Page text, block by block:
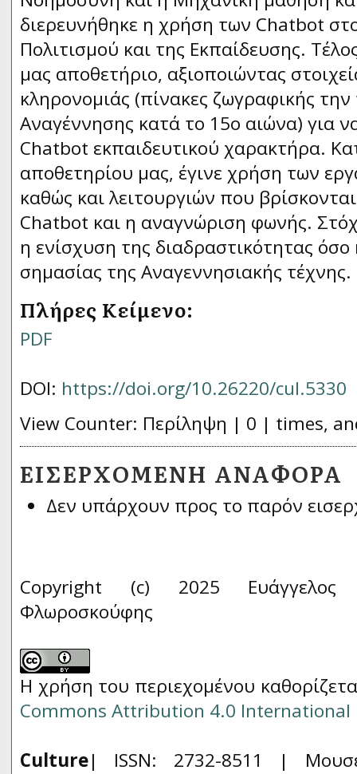
διερευνήθηκε η χρήση των Chatbot
Πολιτισμού και της Εκπαίδευσης.
μας αποθετήριο, αξιοποιώντας
κληρονομιάς (πίνακες ζωγραφικής
Αναγέννησης κατά το 15ο αιώνα) για
Chatbot εκπαιδευτικού χαρακτήρα.
αποθετηρίου μας, έγινε χρήση των
καθώς και λειτουργιών που
Chatbot και η αναγνώριση φωνής.
η ενίσχυση της διαδραστικότητας όσο
σημασίας της Αναγεννησιακής τέχνης.
Πλήρες Κείμενο:
PDF
DOI: https://doi.org/10.26220/cul.5330
View Counter: Περίληψη | 0 | times,
ΕΙΣΕΡΧΌΜΕΝΗ ΑΝΑΦΟΡΆ
Δεν υπάρχουν προς το παρόν
Copyright (c) 2025 Ευάγγελος
Φλωροσκούφης
Η χρήση του περιεχομένου
Commons Attribution 4.0 International
Culture| ISSN: 2732-8511 |